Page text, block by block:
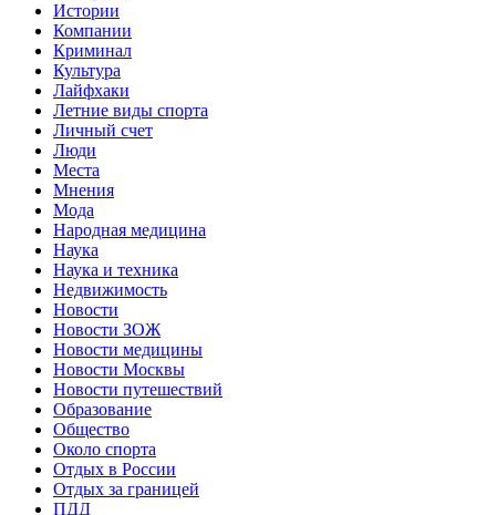
Истории
Компании
Криминал
Культура
Лайфхаки
Летние виды спорта
Личный счет
Люди
Места
Мнения
Мода
Народная медицина
Наука
Наука и техника
Недвижимость
Новости
Новости ЗОЖ
Новости медицины
Новости Москвы
Новости путешествий
Образование
Общество
Около спорта
Отдых в России
Отдых за границей
ПДД